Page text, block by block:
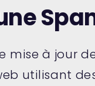
mise à jour
utilisant